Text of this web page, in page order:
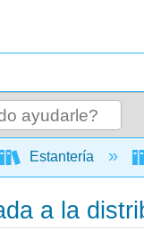
Estantería
a la